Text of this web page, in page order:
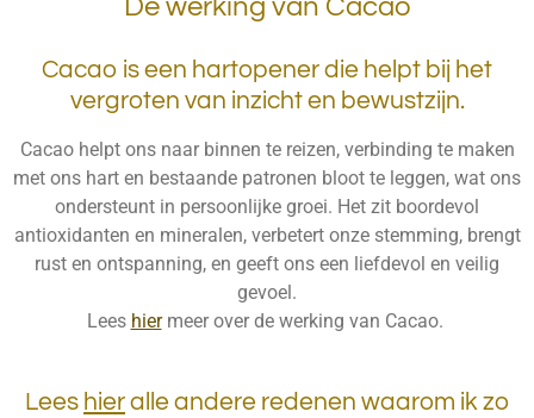
De werking van Cacao
Cacao is een hartopener die helpt bij het
vergroten van inzicht en bewustzijn.
Cacao helpt ons naar binnen te reizen, verbinding te maken
met ons hart en bestaande patronen bloot te leggen, wat ons
ondersteunt in persoonlijke groei. Het zit boordevol
antioxidanten en mineralen, verbetert onze stemming, brengt
rust en ontspanning, en geeft ons een liefdevol en veilig
gevoel.
Lees hiermeer over de werking van Cacao.
Lees hieralle andere redenen waarom ik zo